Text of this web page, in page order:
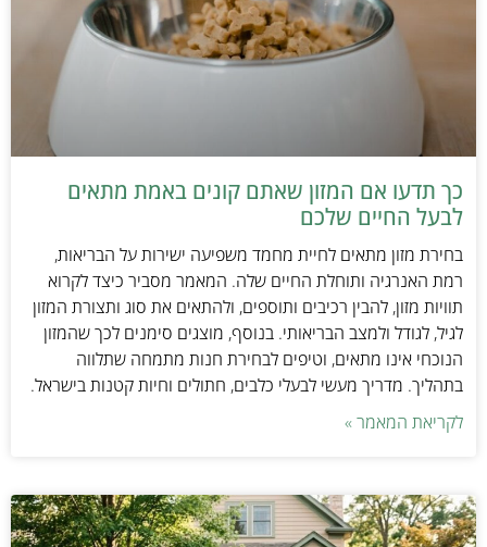
כך תדעו אם המזון שאתם קונים באמת מתאים
לבעל החיים שלכם
בחירת מזון מתאים לחיית מחמד משפיעה ישירות על הבריאות,
רמת האנרגיה ותוחלת החיים שלה. המאמר מסביר כיצד לקרוא
תוויות מזון, להבין רכיבים ותוספים, ולהתאים את סוג ותצורת המזון
לגיל, לגודל ולמצב הבריאותי. בנוסף, מוצגים סימנים לכך שהמזון
הנוכחי אינו מתאים, וטיפים לבחירת חנות מתמחה שתלווה
בתהליך. מדריך מעשי לבעלי כלבים, חתולים וחיות קטנות בישראל.
לקריאת המאמר »